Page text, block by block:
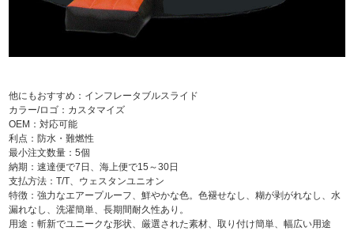
他にもおすすめ：インフレータブルスライド
カラー/ロゴ：カスタマイズ
OEM：対応可能
利点：防水・難燃性
最小注文数量：5個
納期：速達便で7日、海上便で15～30日
支払方法：T/T、ウェスタンユニオン
特徴：強力なエアープルーフ、鮮やかな色。色褪せなし、糊が剥がれなし、水
漏れなし、洗濯簡単、長期間耐久性あり。
用途：斬新でユニークな形状、厳選された素材、取り付け簡単、幅広い用途